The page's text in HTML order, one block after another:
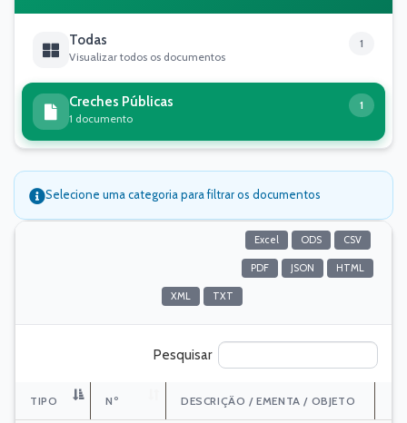
Todas
Visualizar todos os documentos
1
Creches Públicas
1 documento
1
Selecione uma categoria para filtrar os documentos
Excel ODS CSV
PDF JSON HTML
XML TXT
Pesquisar
TIPO Nº DESCRIÇÃO / EMENTA / OBJETO